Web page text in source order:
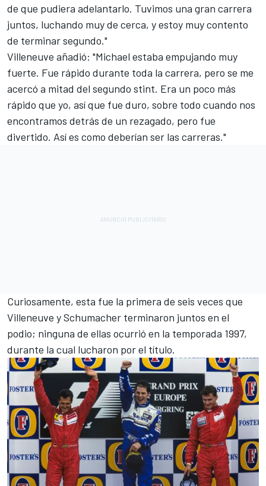
de que pudiera adelantarlo. Tuvimos una gran carrera
juntos, luchando muy de cerca, y estoy muy contento
de terminar segundo."
Villeneuve añadió: "Michael estaba empujando muy
fuerte. Fue rápido durante toda la carrera, pero se me
acercó a mitad del segundo stint. Era un poco más
rápido que yo, así que fue duro, sobre todo cuando nos
encontramos detrás de un rezagado, pero fue
divertido. Así es como deberían ser las carreras."
Curiosamente, esta fue la primera de seis veces que
Villeneuve y Schumacher terminaron juntos en el
podio; ninguna de ellas ocurrió en la temporada 1997,
durante la cual lucharon por el título.